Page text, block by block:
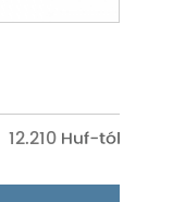
12.210